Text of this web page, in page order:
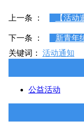
上一条 ： 【活动
下一条 ：
新青年
关键词： 活动通知
公益活动